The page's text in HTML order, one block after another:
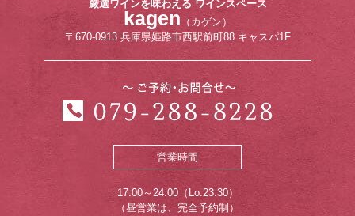
厳選ワインを味わえる ワインスペース
kagen （カゲン）
〒670-0913 兵庫県姫路市西駅前町88 キャスパ1F
営業時間
17:00～24:00（Lo.23:30）
（昼営業は、完全予約制）